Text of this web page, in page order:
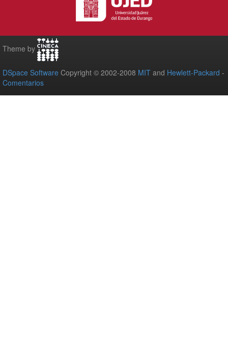
Theme by
DSpace Software Copyright © 2002-2008 MIT and Hewlett-Packard -
Comentarios